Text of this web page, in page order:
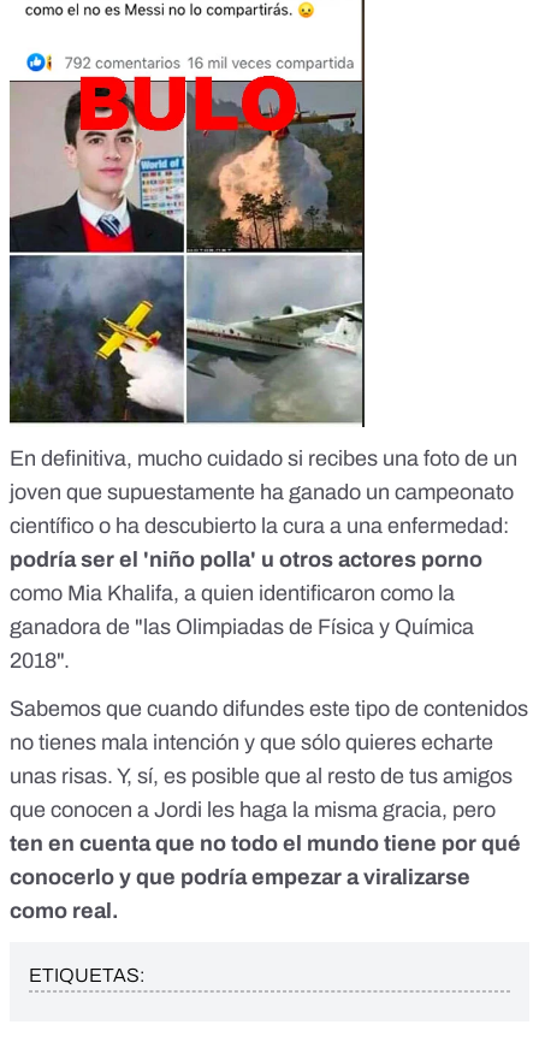
En definitiva, mucho cuidado si recibes una foto de un
joven que supuestamente ha ganado un campeonato
científico o ha descubierto la cura a una enfermedad:
podría ser el 'niño polla' u otros actores porno
como Mia Khalifa, a quien identificaron como la
ganadora de "las Olimpiadas de Física y Química
2018".
Sabemos que cuando difundes este tipo de contenidos
no tienes mala intención y que sólo quieres echarte
unas risas. Y, sí, es posible que al resto de tus amigos
que conocen a Jordi les haga la misma gracia, pero
ten en cuenta que no todo el mundo tiene por qué
conocerlo y que podría empezar a viralizarse
como real.
ETIQUETAS: